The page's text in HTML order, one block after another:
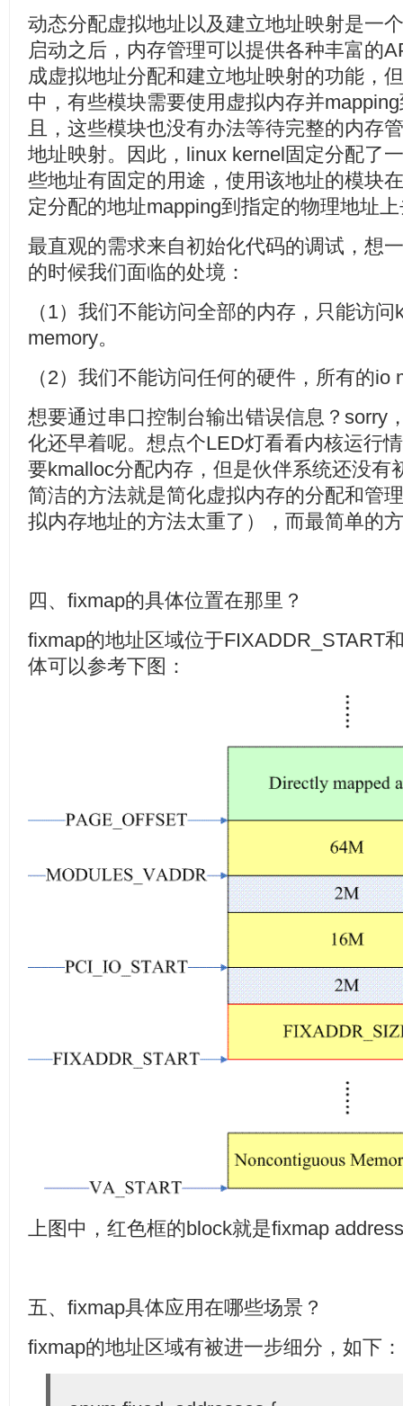
动态分配虚拟地址以及建立地址映射是一
启动之后，内存管理可以提供各种丰富的
成虚拟地址分配和建立地址映射的功能，
中，有些模块需要使用虚拟内存并
且，这些模块也没有办法等待完整的内存
地址映射。因此，linux kernel固定分配了
些地址有固定的用途，使用该地址的模块
定分配的地址mapping到指定的物理地址
最直观的需求来自初始化代码的调试，想
的时候我们面临的处境：
（1）我们不能访问全部的内存，只能访
memory。
（2）我们不能访问任何的硬件，所有的io
想要通过串口控制台输出错误信息？sorry
化还早着呢。想点个LED灯看看内核运行
要kmalloc分配内存，但是伙伴系统还没有
简洁的方法就是简化虚拟内存的分配和管
拟内存地址的方法太重了），而最简单的
四、fixmap的具体位置在那里？
fixmap的地址区域位于FIXADDR_START
体可以参考下图：
上图中，红色框的block就是fixmap
五、fixmap具体应用在哪些场景？
fixmap的地址区域有被进一步细分，如下：